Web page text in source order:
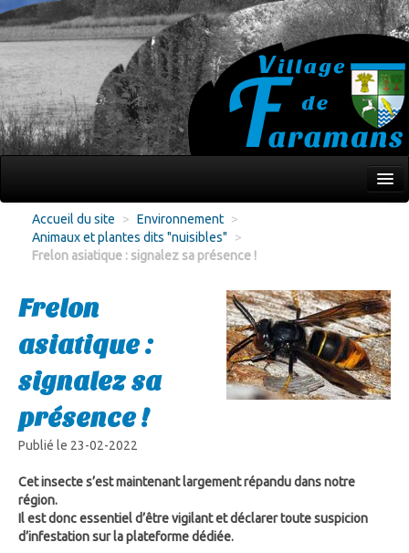
Écoles Jeunesse
Associations
Environnement
Infos pratiques
Accueil du site > Environnement >
Animaux et plantes dits "nuisibles"
>
Frelon asiatique : signalez sa présence !
Frelon
asiatique :
signalez sa
présence !
Publié le 23-02-2022
Cet insecte s’est maintenant largement répandu dans notre
région.
Il est donc essentiel d’être vigilant et déclarer toute suspicion
d’infestation sur la plateforme dédiée.